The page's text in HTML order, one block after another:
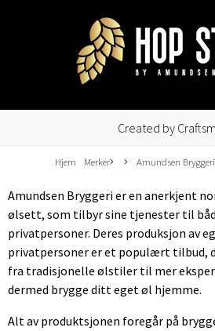
Created by
Hjem Merker Amundsen
Amundsen Bryggeri er en anerkjent
ølsett, som tilbyr sine tjenester til
privatpersoner. Deres produksjon av
privatpersoner er et populært tilbud,
fra tradisjonelle ølstiler til mer
dermed brygge ditt eget øl hjemme.
Alt av produktsjonen foregår på